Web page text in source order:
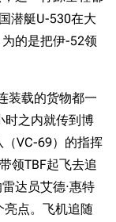
潜艇U-530在大
的是把伊-52领
装载的货物都一
时之内就传到博
VC-69）的指挥
领TBF起飞去追
达员艾德·惠特
亮点。飞机追随